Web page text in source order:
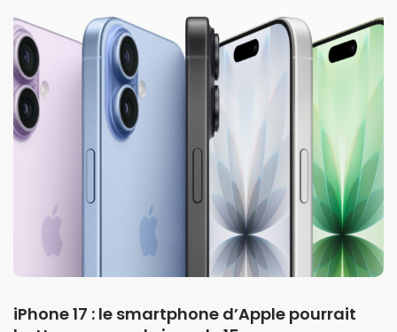
iPhone 17 : le smartphone d’Apple pourrait